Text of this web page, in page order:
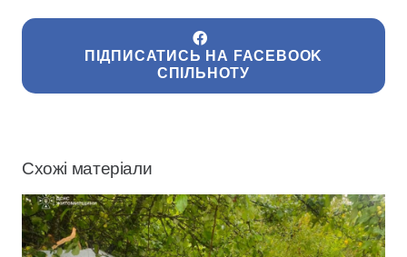
ПІДПИСАТИСЬ НА FACEBOOK
СПІЛЬНОТУ
Схожі матеріали